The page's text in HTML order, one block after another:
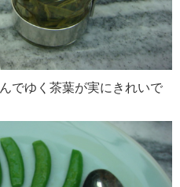
でゆく茶葉が実にきれいで